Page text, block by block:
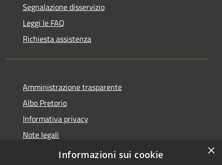
Segnalazione disservizio
Leggi le FAQ
Richiesta assistenza
Amministrazione trasparente
Albo Pretorio
Informativa privacy
Note legali
Dichiarazione di accessibilità
×
Informazioni sui cookie